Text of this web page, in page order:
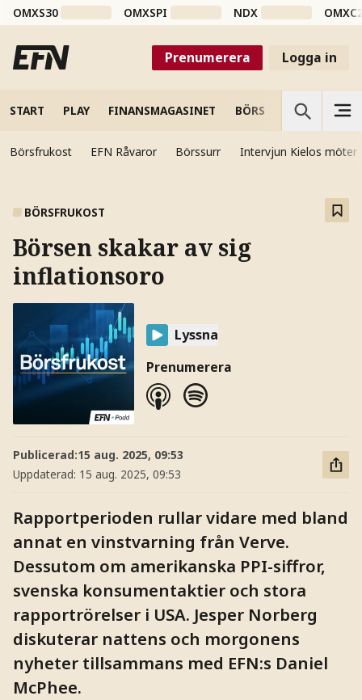
OMXS30 OMXSPI NDX
Prenumerera Logga in
START PLAY FINANSMAGASINET BÖRS VETENSKAP
Börsfrukost EFN Råvaror Börssurr Intervjun Kielos möter
BÖRSFRUKOST
Börsen skakar av sig
inflationsoro
Lyssna
Prenumerera
Publicerad:15 aug. 2025, 09:53
Uppdaterad: 15 aug. 2025, 09:53
Rapportperioden rullar vidare med bland
annat en vinstvarning från Verve.
Dessutom om amerikanska PPI-siffror,
svenska konsumentaktier och stora
rapportrörelser i USA. Jesper Norberg
diskuterar nattens och morgonens
nyheter tillsammans med EFN:s Daniel
McPhee.